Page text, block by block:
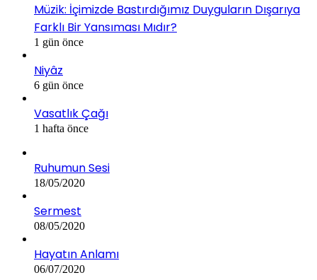
Müzik: İçimizde Bastırdığımız Duyguların Dışarıya
Farklı Bir Yansıması Mıdır?
1 gün önce
Niyâz
6 gün önce
Vasatlık Çağı
1 hafta önce
Ruhumun Sesi
18/05/2020
Sermest
08/05/2020
Hayatın Anlamı
06/07/2020